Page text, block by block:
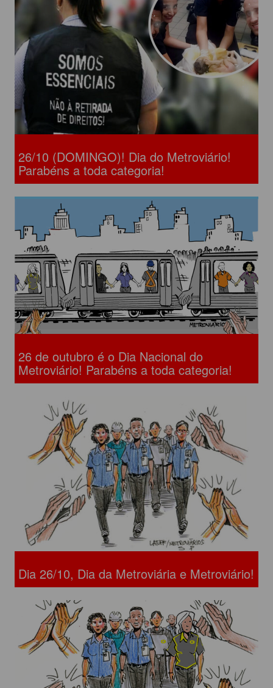
26/10 (DOMINGO)! Dia do Metroviário!
Parabéns a toda categoria!
26 de outubro é o Dia Nacional do
Metroviário! Parabéns a toda categoria!
Dia 26/10, Dia da Metroviária e Metroviário!